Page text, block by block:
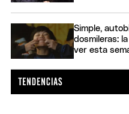
Simple,
dosmileras:
ver esta